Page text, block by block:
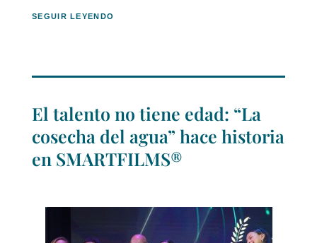
SEGUIR LEYENDO
El talento no tiene edad: “La
cosecha del agua” hace historia
en SMARTFILMS®